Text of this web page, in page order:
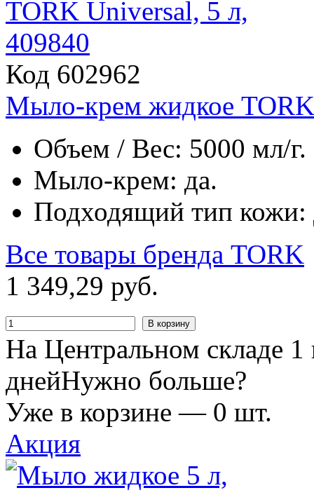
Код 602962
Мыло-крем жидкое
Объем / Вес: 5000 мл/г.
Мыло-крем: да.
Подходящий тип кожи:
Все товары бренда TORK
1 349,29 руб.
В корзину
На Центральном складе 1
днейНужно больше?
Уже в корзине — 0 шт.
Акция